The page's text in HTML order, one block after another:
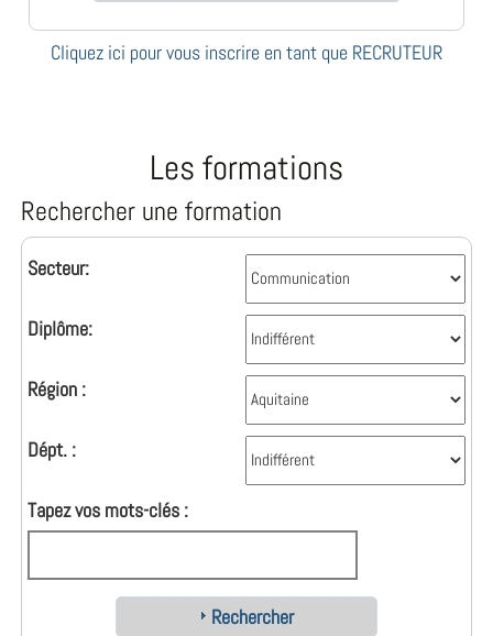
Cliquez ici pour vous inscrire en tant que RECRUTEUR
Les formations
Rechercher une formation
Secteur:
Diplôme:
Région :
Dépt. :
Tapez vos mots-clés :
Rechercher